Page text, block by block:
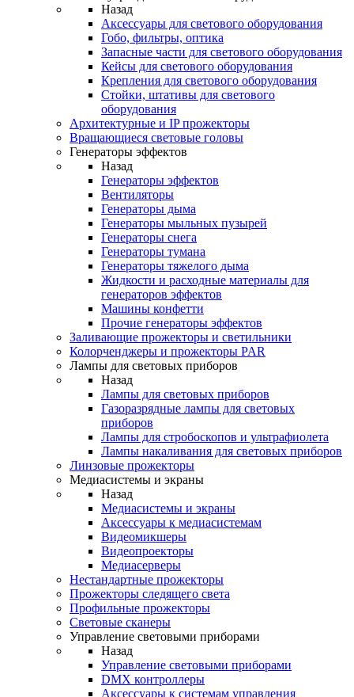
Назад
Аксессуары для светового оборудования
Гобо, фильтры, оптика
Запасные части для светового оборудования
Кейсы для светового оборудования
Крепления для светового оборудования
Стойки, штативы для светового
оборудования
Архитектурные и IP прожекторы
Вращающиеся световые головы
Генераторы эффектов
Назад
Генераторы эффектов
Вентиляторы
Генераторы дыма
Генераторы мыльных пузырей
Генераторы снега
Генераторы тумана
Генераторы тяжелого дыма
Жидкости и расходные материалы для
генераторов эффектов
Машины конфетти
Прочие генераторы эффектов
Заливающие прожекторы и светильники
Колорченджеры и прожекторы PAR
Лампы для световых приборов
Назад
Лампы для световых приборов
Газоразрядные лампы для световых
приборов
Лампы для стробоскопов и ультрафиолета
Лампы накаливания для световых приборов
Линзовые прожекторы
Медиасистемы и экраны
Назад
Медиасистемы и экраны
Аксессуары к медиасистемам
Видеомикшеры
Видеопроекторы
Медиасерверы
Нестандартные прожекторы
Прожекторы следящего света
Профильные прожекторы
Световые сканеры
Управление световыми приборами
Назад
Управление световыми приборами
DMX контроллеры
Аксессуары к системам управления